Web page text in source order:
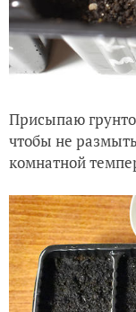
Присыпаю
чтобы не
комнатной